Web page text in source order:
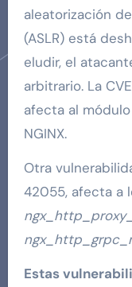
aleatorización
(ASLR) está
eludir, el
arbitrario. La
afecta al módulo
NGINX.
Otra
42055, afecta a
Estas